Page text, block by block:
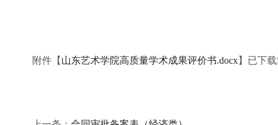
附件【 山东艺术学院高质量学术成果评价书.docx】已下载